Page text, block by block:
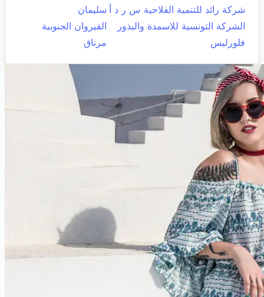
شركة رائد للتنمية الفلاحية س ر د أ
سليمان
الشركة التونسية للاسمدة والبذور
القيروان الجنوبية
فلورليس
مرناق